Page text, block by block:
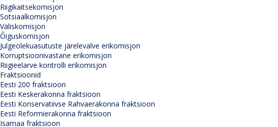
Riigikaitsekomisjon
Sotsiaalkomisjon
Väliskomisjon
Õiguskomisjon
Julgeolekuasutuste järelevalve erikomisjon
Korruptsioonivastane erikomisjon
Riigieelarve kontrolli erikomisjon
Fraktsioonid
Eesti 200 fraktsioon
Eesti Keskerakonna fraktsioon
Eesti Konservatiivse Rahvaerakonna fraktsioon
Eesti Reformierakonna fraktsioon
Isamaa fraktsioon